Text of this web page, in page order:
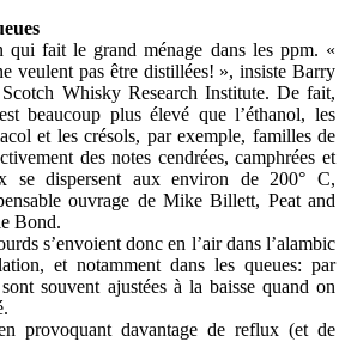
qui fait le grand ménage dans les ppm. «
veulent pas être distillées! », insiste Barry
Whisky Research Institute. De fait,
beaucoup plus élevé que l’éthanol, les
et les crésols, par exemple, familles de
des notes cendrées, camphrées et
se dispersent aux environ de 200° C,
ouvrage de Mike Billett, Peat and
Bond.
s’envoient donc en l’air dans l’alambic
et notamment dans les queues: par
souvent ajustées à la baisse quand on
provoquant davantage de reflux (et de